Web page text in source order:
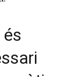
és